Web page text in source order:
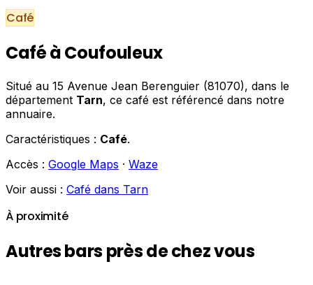
Café
Café à Coufouleux
Situé au 15 Avenue Jean Berenguier (81070), dans le
département Tarn, ce café est référencé dans notre
annuaire.
Caractéristiques : Café.
Accès : Google Maps · Waze
Voir aussi : Café dans Tarn
À proximité
Autres bars près de chez vous